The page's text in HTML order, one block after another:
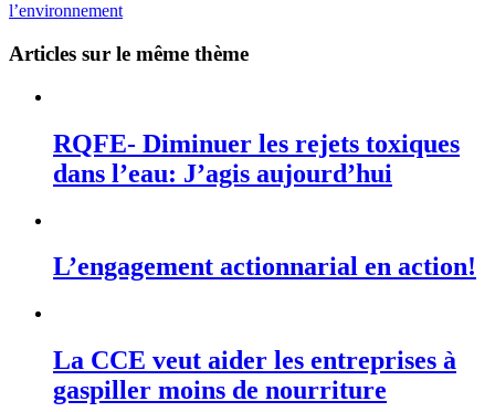
l’environnement
Articles sur le même thème
RQFE- Diminuer les rejets toxiques
dans l’eau: J’agis aujourd’hui
L’engagement actionnarial en action!
La CCE veut aider les entreprises à
gaspiller moins de nourriture